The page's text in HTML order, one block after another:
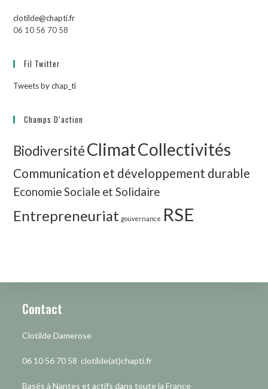
clotilde@chapti.fr
06 10 56 70 58
Fil Twitter
Tweets by chap_ti
Champs D’action
BiodiversitéClimatCollectivités
Communication et développement durable
Economie Sociale et Solidaire
Entrepreneuriat gouvernance RSE
Contact
Clotilde Damerose
06 10 56 70 58 clotilde(at)chapti.fr
Basés à Nantes et actifs dans toute la France